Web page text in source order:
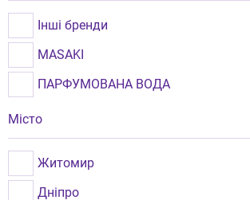
Інші бренди
MASAKI
ПАРФУМОВАНА ВОДА
Місто
Житомир
Дніпро